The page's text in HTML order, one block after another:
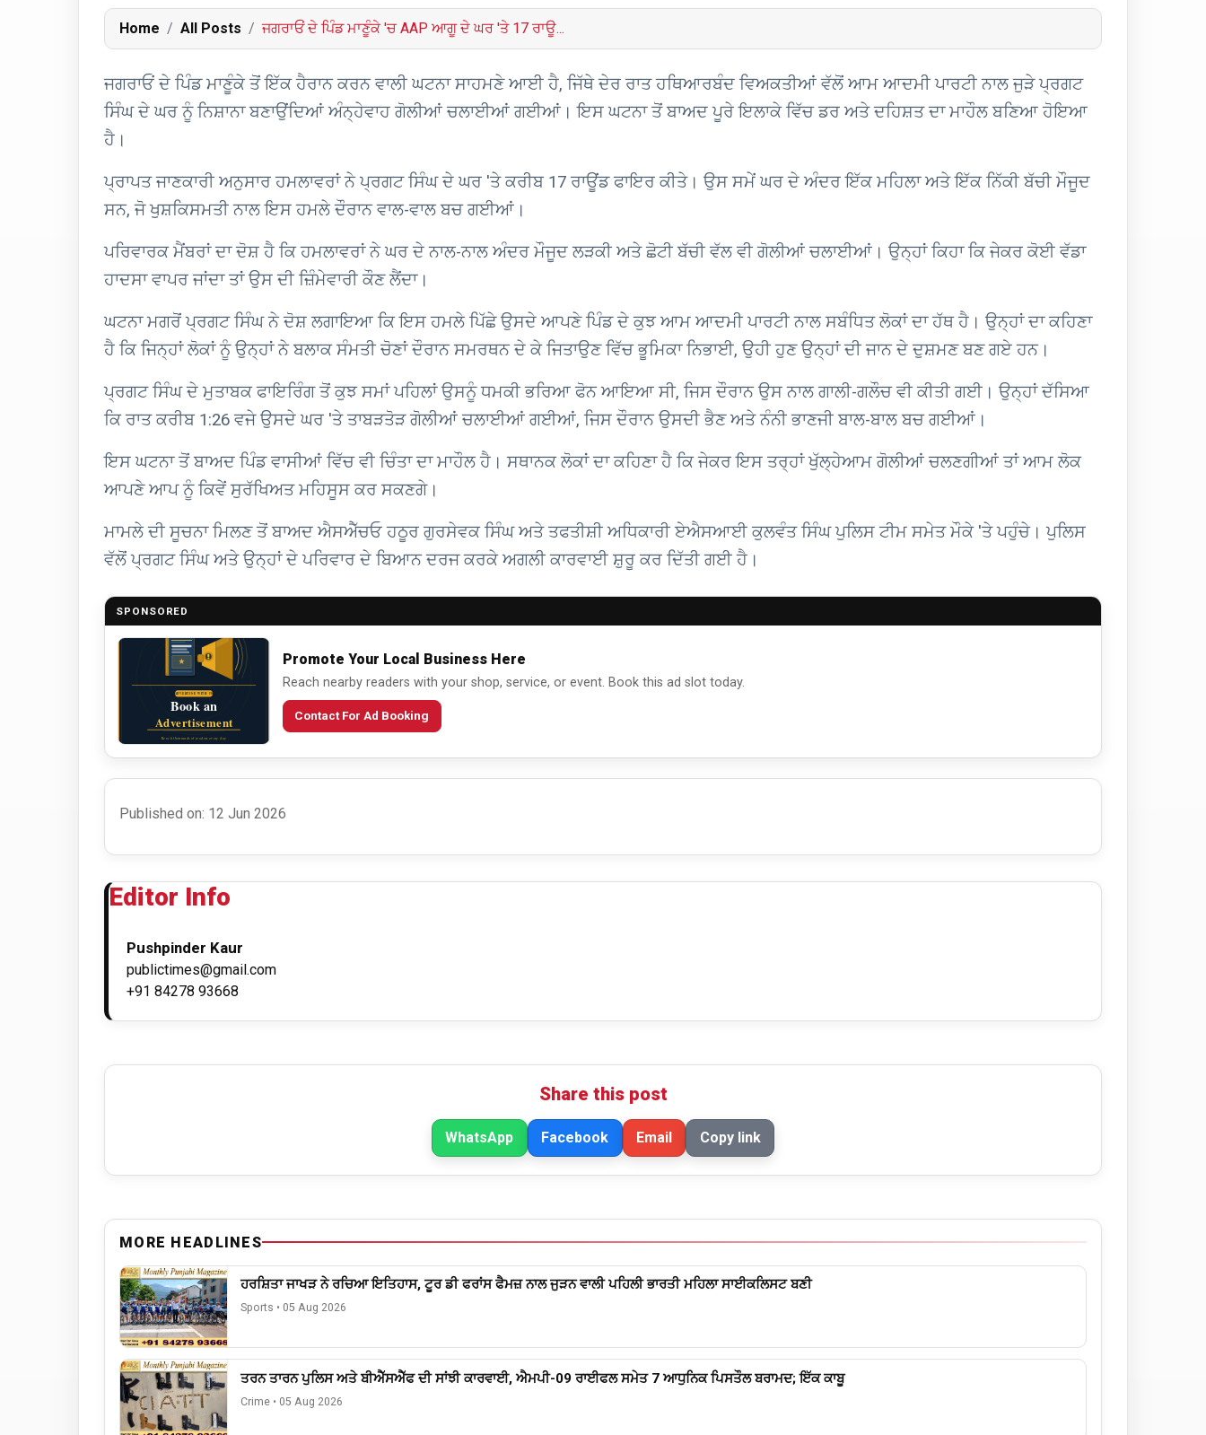
Home All Posts ਜਗਰਾਓਂ ਦੇ ਪਿੰਡ ਮਾਣੂੰਕੇ 'ਚ AAP ਆਗੂ ਦੇ ਘਰ 'ਤੇ 17 ਰਾਊ...
ਜਗਰਾਓਂ ਦੇ ਪਿੰਡ ਮਾਣੂੰਕੇ ਤੋਂ ਇੱਕ ਹੈਰਾਨ ਕਰਨ ਵਾਲੀ ਘਟਨਾ ਸਾਹਮਣੇ ਆਈ ਹੈ, ਜਿੱਥੇ ਦੇਰ ਰਾਤ ਹਥਿਆਰਬੰਦ ਵਿਅਕਤੀਆਂ ਵੱਲੋਂ ਆਮ ਆਦਮੀ ਪਾਰਟੀ ਨਾਲ ਜੁੜੇ ਪ੍ਰਗਟ
ਸਿੰਘ ਦੇ ਘਰ ਨੂੰ ਨਿਸ਼ਾਨਾ ਬਣਾਉਂਦਿਆਂ ਅੰਨ੍ਹੇਵਾਹ ਗੋਲੀਆਂ ਚਲਾਈਆਂ ਗਈਆਂ। ਇਸ ਘਟਨਾ ਤੋਂ ਬਾਅਦ ਪੂਰੇ ਇਲਾਕੇ ਵਿੱਚ ਡਰ ਅਤੇ ਦਹਿਸ਼ਤ ਦਾ ਮਾਹੌਲ ਬਣਿਆ ਹੋਇਆ
ਹੈ।
ਪ੍ਰਾਪਤ ਜਾਣਕਾਰੀ ਅਨੁਸਾਰ ਹਮਲਾਵਰਾਂ ਨੇ ਪ੍ਰਗਟ ਸਿੰਘ ਦੇ ਘਰ 'ਤੇ ਕਰੀਬ 17 ਰਾਊਂਡ ਫਾਇਰ ਕੀਤੇ। ਉਸ ਸਮੇਂ ਘਰ ਦੇ ਅੰਦਰ ਇੱਕ ਮਹਿਲਾ ਅਤੇ ਇੱਕ ਨਿੱਕੀ ਬੱਚੀ ਮੌਜੂਦ
ਸਨ, ਜੋ ਖੁਸ਼ਕਿਸਮਤੀ ਨਾਲ ਇਸ ਹਮਲੇ ਦੌਰਾਨ ਵਾਲ-ਵਾਲ ਬਚ ਗਈਆਂ।
ਪਰਿਵਾਰਕ ਮੈਂਬਰਾਂ ਦਾ ਦੋਸ਼ ਹੈ ਕਿ ਹਮਲਾਵਰਾਂ ਨੇ ਘਰ ਦੇ ਨਾਲ-ਨਾਲ ਅੰਦਰ ਮੌਜੂਦ ਲੜਕੀ ਅਤੇ ਛੋਟੀ ਬੱਚੀ ਵੱਲ ਵੀ ਗੋਲੀਆਂ ਚਲਾਈਆਂ। ਉਨ੍ਹਾਂ ਕਿਹਾ ਕਿ ਜੇਕਰ ਕੋਈ ਵੱਡਾ
ਹਾਦਸਾ ਵਾਪਰ ਜਾਂਦਾ ਤਾਂ ਉਸ ਦੀ ਜ਼ਿੰਮੇਵਾਰੀ ਕੌਣ ਲੈਂਦਾ।
ਘਟਨਾ ਮਗਰੋਂ ਪ੍ਰਗਟ ਸਿੰਘ ਨੇ ਦੋਸ਼ ਲਗਾਇਆ ਕਿ ਇਸ ਹਮਲੇ ਪਿੱਛੇ ਉਸਦੇ ਆਪਣੇ ਪਿੰਡ ਦੇ ਕੁਝ ਆਮ ਆਦਮੀ ਪਾਰਟੀ ਨਾਲ ਸਬੰਧਿਤ ਲੋਕਾਂ ਦਾ ਹੱਥ ਹੈ। ਉਨ੍ਹਾਂ ਦਾ ਕਹਿਣਾ
ਹੈ ਕਿ ਜਿਨ੍ਹਾਂ ਲੋਕਾਂ ਨੂੰ ਉਨ੍ਹਾਂ ਨੇ ਬਲਾਕ ਸੰਮਤੀ ਚੋਣਾਂ ਦੌਰਾਨ ਸਮਰਥਨ ਦੇ ਕੇ ਜਿਤਾਉਣ ਵਿੱਚ ਭੂਮਿਕਾ ਨਿਭਾਈ, ਉਹੀ ਹੁਣ ਉਨ੍ਹਾਂ ਦੀ ਜਾਨ ਦੇ ਦੁਸ਼ਮਣ ਬਣ ਗਏ ਹਨ।
ਪ੍ਰਗਟ ਸਿੰਘ ਦੇ ਮੁਤਾਬਕ ਫਾਇਰਿੰਗ ਤੋਂ ਕੁਝ ਸਮਾਂ ਪਹਿਲਾਂ ਉਸਨੂੰ ਧਮਕੀ ਭਰਿਆ ਫੋਨ ਆਇਆ ਸੀ, ਜਿਸ ਦੌਰਾਨ ਉਸ ਨਾਲ ਗਾਲੀ-ਗਲੌਚ ਵੀ ਕੀਤੀ ਗਈ। ਉਨ੍ਹਾਂ ਦੱਸਿਆ
ਕਿ ਰਾਤ ਕਰੀਬ 1:26 ਵਜੇ ਉਸਦੇ ਘਰ 'ਤੇ ਤਾਬੜਤੋੜ ਗੋਲੀਆਂ ਚਲਾਈਆਂ ਗਈਆਂ, ਜਿਸ ਦੌਰਾਨ ਉਸਦੀ ਭੈਣ ਅਤੇ ਨੰਨੀ ਭਾਣਜੀ ਬਾਲ-ਬਾਲ ਬਚ ਗਈਆਂ।
ਇਸ ਘਟਨਾ ਤੋਂ ਬਾਅਦ ਪਿੰਡ ਵਾਸੀਆਂ ਵਿੱਚ ਵੀ ਚਿੰਤਾ ਦਾ ਮਾਹੌਲ ਹੈ। ਸਥਾਨਕ ਲੋਕਾਂ ਦਾ ਕਹਿਣਾ ਹੈ ਕਿ ਜੇਕਰ ਇਸ ਤਰ੍ਹਾਂ ਖੁੱਲ੍ਹੇਆਮ ਗੋਲੀਆਂ ਚਲਣਗੀਆਂ ਤਾਂ ਆਮ ਲੋਕ
ਆਪਣੇ ਆਪ ਨੂੰ ਕਿਵੇਂ ਸੁਰੱਖਿਅਤ ਮਹਿਸੂਸ ਕਰ ਸਕਣਗੇ।
ਮਾਮਲੇ ਦੀ ਸੂਚਨਾ ਮਿਲਣ ਤੋਂ ਬਾਅਦ ਐਸਐੱਚਓ ਹਠੂਰ ਗੁਰਸੇਵਕ ਸਿੰਘ ਅਤੇ ਤਫਤੀਸ਼ੀ ਅਧਿਕਾਰੀ ਏਐਸਆਈ ਕੁਲਵੰਤ ਸਿੰਘ ਪੁਲਿਸ ਟੀਮ ਸਮੇਤ ਮੌਕੇ 'ਤੇ ਪਹੁੰਚੇ। ਪੁਲਿਸ
ਵੱਲੋਂ ਪ੍ਰਗਟ ਸਿੰਘ ਅਤੇ ਉਨ੍ਹਾਂ ਦੇ ਪਰਿਵਾਰ ਦੇ ਬਿਆਨ ਦਰਜ ਕਰਕੇ ਅਗਲੀ ਕਾਰਵਾਈ ਸ਼ੁਰੂ ਕਰ ਦਿੱਤੀ ਗਈ ਹੈ।
SPONSORED
Promote Your Local Business Here
Reach nearby readers with your shop, service, or event. Book this ad slot today.
Contact For Ad Booking
Published on: 12 Jun 2026
Editor Info
Pushpinder Kaur
publictimes@gmail.com
+91 84278 93668
Share this post
WhatsApp Facebook Email Copy link
MORE HEADLINES
ਹਰਸ਼ਿਤਾ ਜਾਖੜ ਨੇ ਰਚਿਆ ਇਤਿਹਾਸ, ਟੂਰ ਡੀ ਫਰਾਂਸ ਫੈਮਜ਼ ਨਾਲ ਜੁੜਨ ਵਾਲੀ ਪਹਿਲੀ ਭਾਰਤੀ ਮਹਿਲਾ ਸਾਈਕਲਿਸਟ ਬਣੀ
Sports • 05 Aug 2026
ਤਰਨ ਤਾਰਨ ਪੁਲਿਸ ਅਤੇ ਬੀਐੱਸਐੱਫ ਦੀ ਸਾਂਝੀ ਕਾਰਵਾਈ, ਐਮਪੀ-09 ਰਾਈਫਲ ਸਮੇਤ 7 ਆਧੁਨਿਕ ਪਿਸਤੌਲ ਬਰਾਮਦ; ਇੱਕ ਕਾਬੂ
Crime • 05 Aug 2026